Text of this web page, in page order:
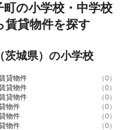
の小学校・中学校
賃貸物件を探す
茨城県）の小学校
貸物件
（0）
貸物件
（0）
貸物件
（0）
物件
（0）
物件
（0）
物件
（0）